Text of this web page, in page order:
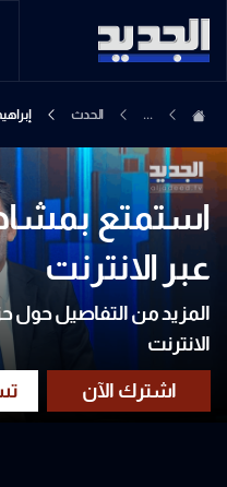
... الحدث
استمتع
عبر الانترنت
المزيد من التفاصيل حول
الانترنت